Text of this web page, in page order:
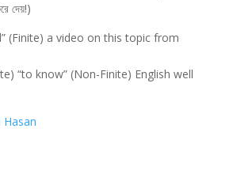
দেয়!)
(Finite) a video on this topic from
“to know” (Non-Finite) English well
Hasan